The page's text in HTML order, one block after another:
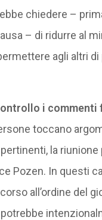
chiedere –
– di ridurre al
agli altri di
i commenti
toccano
la riunione
Pozen. In questi
all’ordine del